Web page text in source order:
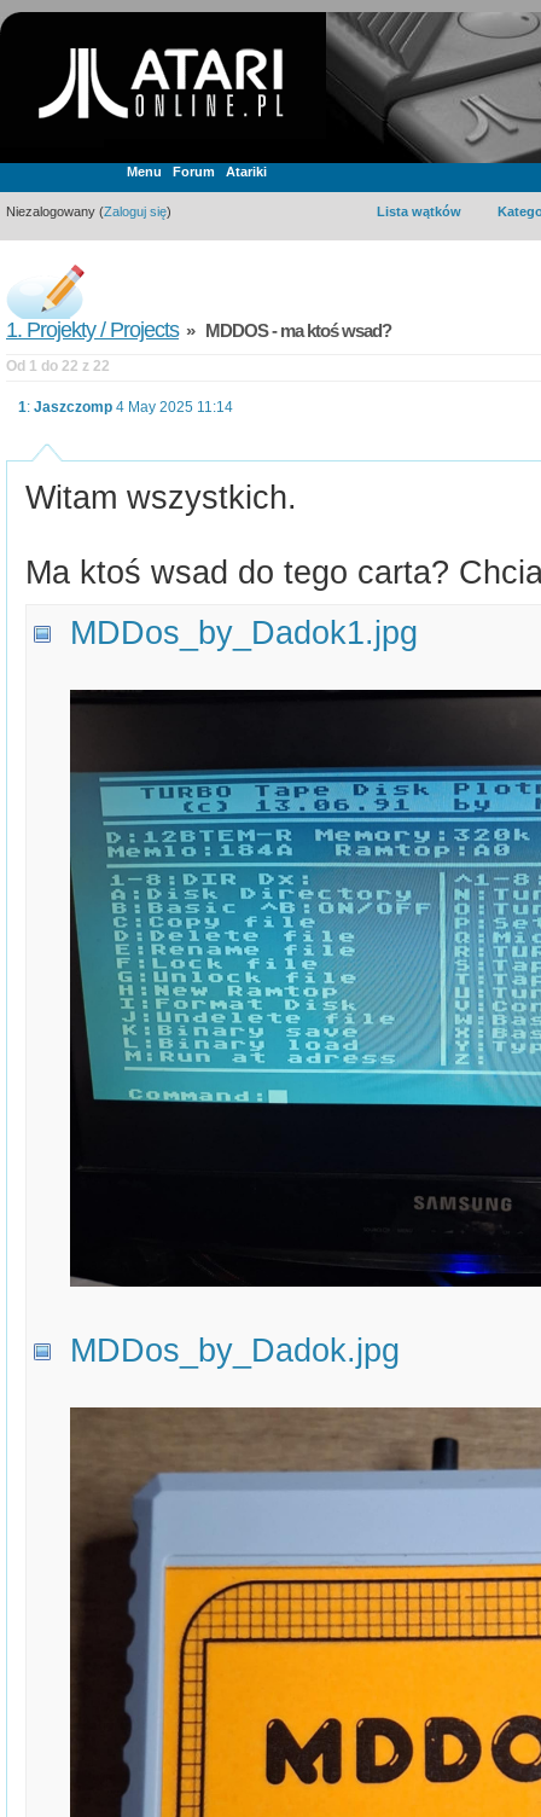
Menu Forum Atariki
Niezalogowany (Zaloguj się) Lista wątków
1. Projekty / Projects» MDDOS - ma ktoś wsad?
Od 1 do 22 z 22
1: Jaszczomp 4 May 2025 11:14
Witam wszystkich.
Ma ktoś wsad do tego carta?
MDDos_by_Dadok1.jpg
MDDos_by_Dadok.jpg